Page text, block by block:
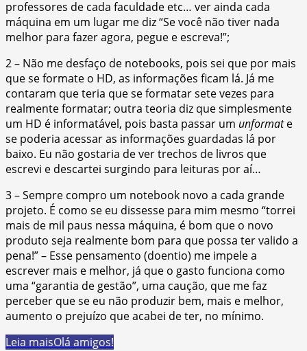
professores de cada faculdade etc… ver ainda cada
máquina em um lugar me diz “Se você não tiver nada
melhor para fazer agora, pegue e escreva!”;
2 – Não me desfaço de notebooks, pois sei que por mais
que se formate o HD, as informações ficam lá. Já me
contaram que teria que se formatar sete vezes para
realmente formatar; outra teoria diz que simplesmente
um HD é informatável, pois basta passar um unformate
se poderia acessar as informações guardadas lá por
baixo. Eu não gostaria de ver trechos de livros que
escrevi e descartei surgindo para leituras por aí…
3 – Sempre compro um notebook novo a cada grande
projeto. É como se eu dissesse para mim mesmo “torrei
mais de mil paus nessa máquina, é bom que o novo
produto seja realmente bom para que possa ter valido a
pena!” – Esse pensamento (doentio) me impele a
escrever mais e melhor, já que o gasto funciona como
uma “garantia de gestão”, uma caução, que me faz
perceber que se eu não produzir bem, mais e melhor,
aumento o prejuízo que acabei de ter, no mínimo.
Leia maisOlá amigos!